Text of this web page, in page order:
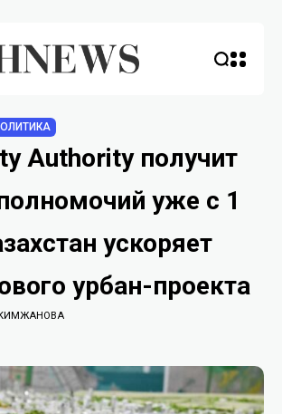
Authority получит
уже с 1
ускоряет
урбан-проекта